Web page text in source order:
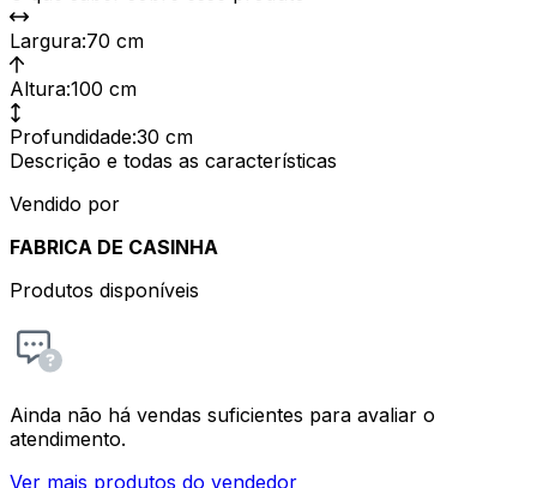
Largura:70 cm
Altura:100 cm
Profundidade:30 cm
Descrição e todas as características
Vendido por
FABRICA DE CASINHA
Produtos disponíveis
Ainda não há vendas suficientes para avaliar o
atendimento.
Ver mais produtos do vendedor